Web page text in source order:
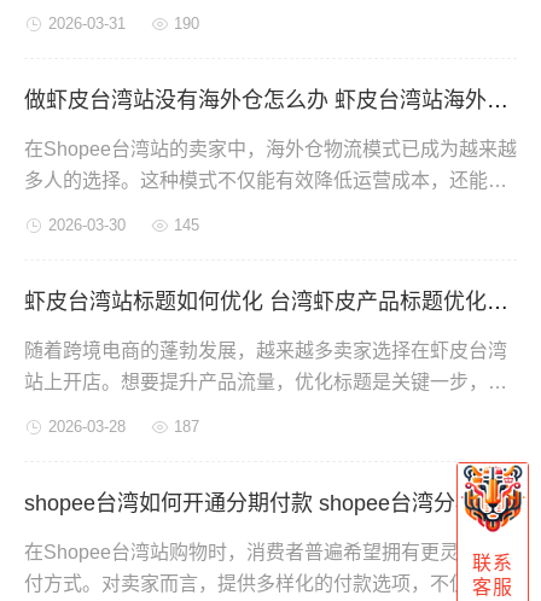
2026-03-31 190
做虾皮台湾站没有海外仓怎么办 虾皮台湾站海外仓收费标准是什么
在Shopee台湾站的卖家中，海外仓物流模式已成为越来越
多人的选择。这种模式不仅能有效降低运营成本，还能提
2026-03-30 145
虾皮台湾站标题如何优化 台湾虾皮产品标题优化方法
随着跨境电商的蓬勃发展，越来越多卖家选择在虾皮台湾
站上开店。想要提升产品流量，优化标题是关键一步，一
2026-03-28 187
shopee台湾如何开通分期付款 shopee台湾分期付款有利息吗
在Shopee台湾站购物时，消费者普遍希望拥有更灵活的支
付方式。对卖家而言，提供多样化的付款选项，不仅能提
联系
客服